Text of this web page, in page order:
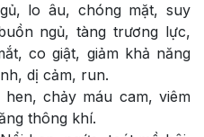
lo âu, chóng mặt, suy
ngủ, tàng trương lực,
co giật, giảm khả năng
dị cảm, run.
chảy máu cam, viêm
thông khí.